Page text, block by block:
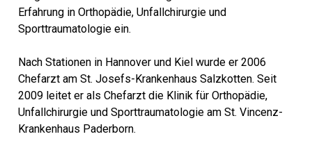
Erfahrung in Orthopädie, Unfallchirurgie und
Sporttraumatologie ein.
Nach Stationen in Hannover und Kiel wurde er 2006
Chefarzt am St. Josefs-Krankenhaus Salzkotten. Seit
2009 leitet er als Chefarzt die Klinik für Orthopädie,
Unfallchirurgie und Sporttraumatologie am St. Vincenz-
Krankenhaus Paderborn.